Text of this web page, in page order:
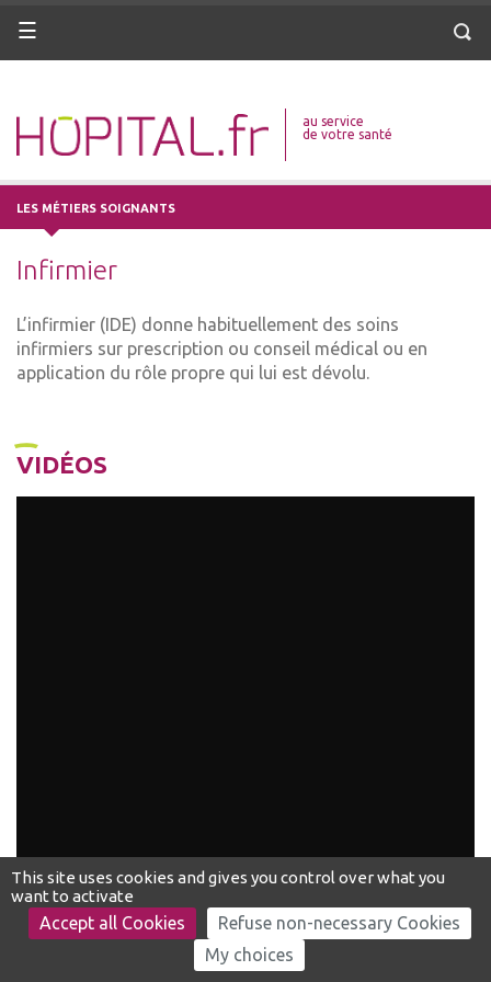
ANNUAIRE
VOTRE SANTÉ
DROITS & DÉMARCHES
MISSIONS
ANNUAIRE
VOTRE SANTÉ
DROITS & DÉMARCHES
ANNUAIRE
VOTRE SANTÉ
DROITS & DÉMARCHES
MISSIONS
ANNUAIRE
VOTRE SANTÉ
DROITS & DÉMARCHES
Menu
Menu
au service
de votre santé
LES MÉTIERS SOIGNANTS
Infirmier
L’infirmier (IDE) donne habituellement des soins
infirmiers sur prescription ou conseil médical ou en
application du rôle propre qui lui est dévolu.
VIDÉOS
This site uses cookies and gives you control over what you
want to activate
Accept all Cookies
Refuse non-necessary Cookies
My choices